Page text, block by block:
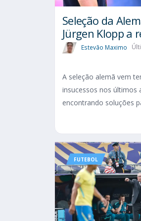
Seleção da
Jürgen Klopp a
Estevão Maximo
A seleção alemã vem
insucessos nos últimos
encontrando soluções
FUTEBOL